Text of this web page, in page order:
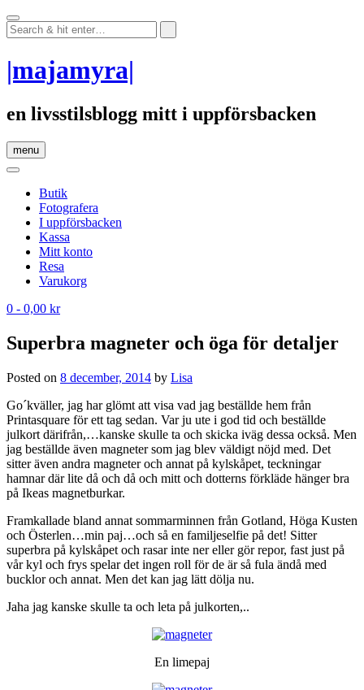
Skip
to
content
|majamyra|
en livsstilsblogg mitt i uppförsbacken
menu
Butik
Fotografera
I uppförsbacken
Kassa
Mitt konto
Resa
Varukorg
0 - 0,00 kr
Superbra magneter och öga för detaljer
Posted on 8 december, 2014 by Lisa
Go´kväller, jag har glömt att visa vad jag beställde hem från
Printasquare för ett tag sedan. Var ju ute i god tid och beställde
julkort därifrån,…kanske skulle ta och skicka iväg dessa också. Men
jag beställde även magneter som jag blev väldigt nöjd med. Det
sitter även andra magneter och annat på kylskåpet, teckningar
hamnar där lite då och då och mitt och dotterns förkläde hänger bra
på Ikeas magnetburkar.
Framkallade bland annat sommarminnen från Gotland, Höga Kusten
och Österlen…min paj…och så en familjeselfie på det! Sitter
superbra på kylskåpet och rasar inte ner eller gör repor, fast just på
vår kyl och frys spelar det ingen roll för de är så fula ändå med
bucklor och annat. Men det kan jag lätt dölja nu.
Jaha jag kanske skulle ta och leta på julkorten,..
En limepaj